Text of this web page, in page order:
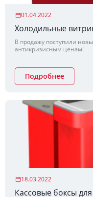
01.04.2022
Холодильные
В продажу поступили
антикризисным ценам!
Подробнее
18.03.2022
Кассовые боксы